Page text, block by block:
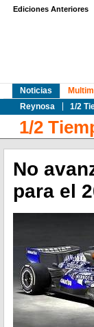
Ediciones Anteriores
Noticias
Reynosa
1/2
1/2
No
para el